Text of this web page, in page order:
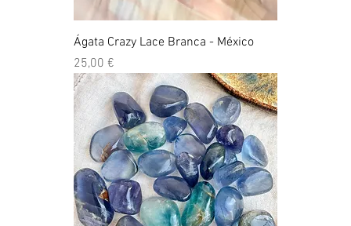
Ágata Crazy Lace Branca - México
Preço
25,00 €